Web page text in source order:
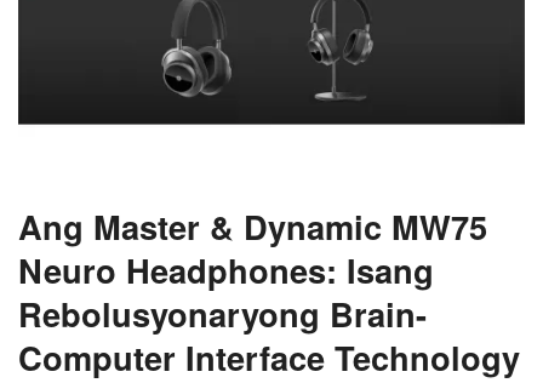
Ang Master & Dynamic MW75
Neuro Headphones: Isang
Rebolusyonaryong Brain-
Computer Interface Technology